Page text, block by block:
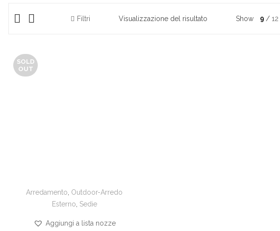
Filtri Visualizzazione del risultato Show 9 12
SOLD
OUT
Arredamento Outdoor-Arredo
Esterno Sedie
Aggiungi a lista nozze